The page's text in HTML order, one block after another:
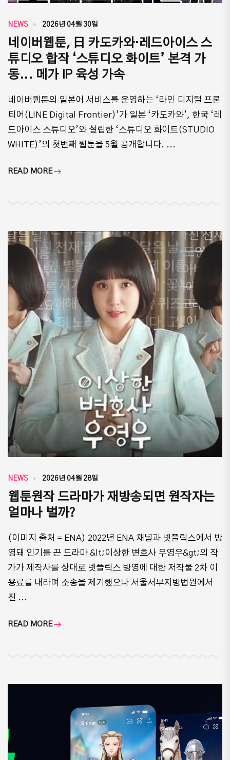
NEWS 2026년 04월 30일
네이버웹툰, 日 카도카와·레드아이스 스
튜디오 합작 ‘스튜디오 화이트’ 본격 가
동... 메가 IP 육성 가속
​네이버웹툰의 일본어 서비스를 운영하는 ‘라인 디지털 프론
티어(LINE Digital Frontier)’가 일본 ‘카도카와’, 한국 ‘레
드아이스 스튜디오’와 설립한 ‘스튜디오 화이트(STUDIO
WHITE)’의 첫번째 웹툰을 5월 공개합니다. ...
READ MORE
NEWS 2026년 04월 28일
웹툰원작 드라마가 재방송되면 원작자는
얼마나 벌까?
(이미지 출처 = ENA) 2022년 ENA 채널과 넷플릭스에서 방
영돼 인기를 끈 드라마 &lt;이상한 변호사 우영우&gt;의 작
가가 제작사를 상대로 넷플릭스 방영에 대한 저작물 2차 이
용료를 내라며 소송을 제기했으나 서울서부지방법원에서
진 ...
READ MORE